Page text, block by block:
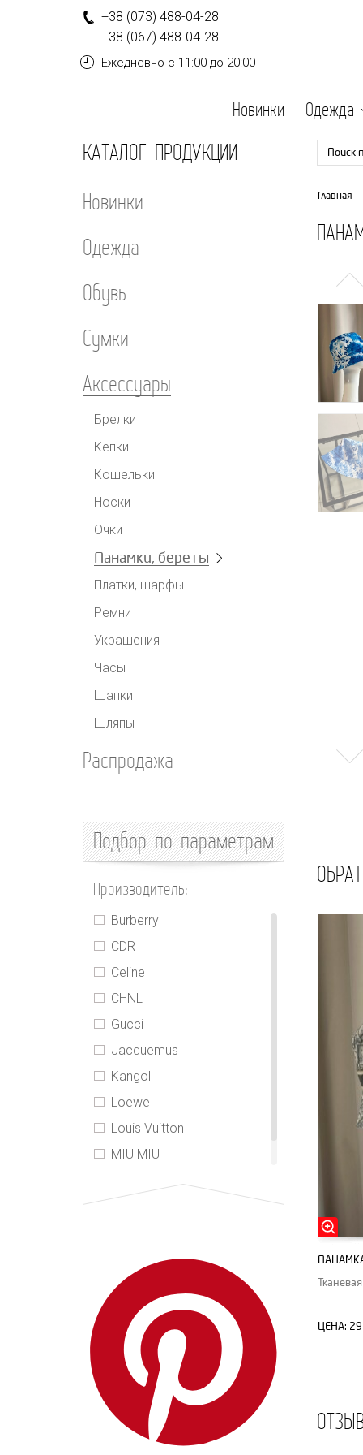
+38 (073) 488-04-28
+38 (067) 488-04-28
Ежедневно с 11:00 до 20:00
Новинки Одежда
КАТАЛОГ ПРОДУКЦИИ
Новинки
Одежда
Обувь
Сумки
Аксессуары
Брелки
Кепки
Кошельки
Носки
Очки
Панамки, береты
Платки, шарфы
Ремни
Украшения
Часы
Шапки
Шляпы
Распродажа
Подборпо параметрам
Производитель:
Burberry
CDR
Celine
CHNL
Gucci
Jacquemus
Kangol
Loewe
Louis Vuitton
MIU MIU
Поиск
Главная
ЦЕНА: